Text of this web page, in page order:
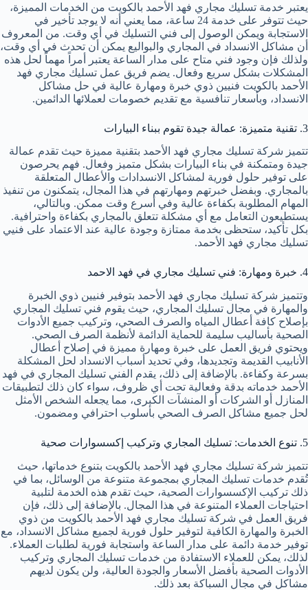
يعتبر خدمة تسليك مجاري فهد الأحمد بالكويت من الخدمات المميزة،
حيث تتوفر على خدمة 24 ساعة، مما يعني أنه لا يوجد تأخير في
الاستجابة ويمكن الوصول إلى فني التسليك في أي وقت. من المعروف
أن مشاكل الانسداد في المجاري والبواليع يمكن أن تحدث في أي وقت،
ولذلك فإن وجود فني متاح على مدار الساعة يعتبر أمراً مهماً لحل هذه
المشكلات بشكل سريع وفعال. يضم فريق عمل تسليك مجاري فهد
الأحمد بالكويت فنيين ذوي خبرة ومهارة عالية في حل مشاكل
الانسداد، وبأسعار تنافسية مع تقديم خصومات لعملائها الدائمين.
3. تقنية متميزة: عمالة جيدة تقوم ببناء البيارات
تتميز شركة تسليك مجاري فهد الأحمد بتقنية مميزة حيث تقدم عمالة
جيدة ومتمكنة في بناء البيارات بشكل متميز وفعال. فهم يحرصون
على توفير حلول فورية لمشاكل الانسدادات والأعطال المتعلقة
بالمجاري. وبفضل خبرتهم ومهارتهم في هذا المجال، يتمكنون من تنفيذ
المهام المطلوبة بكفاءة عالية وفي أسرع وقت ممكن. وبالتالي،
يستطيعون التعامل مع أي مشكلة تتعلق بالمجاري بكفاءة واحترافية.
بكل تأكيد، ستحظى بخدمة ممتازة وجودة عالية عند الاعتماد على فنيي
تسليك مجاري فهد الأحمد.
4. خبرة ومهارة: فني تسليك مجاري في فهد الاحمد
وتتميز شركة تسليك مجاري فهد الأحمد بتوفير فنيين ذوي الخبرة
والمهارة في مجال تسليك المجاري، حيث يقوم فني تسليك المجاري
بإصلاح كافة أعطال المياه والصرف الصحي، وتركيب جميع الأدوات
الصحية بأساليب سليمة للحماية الدائمة لأنظمة الصرف الصحي.
ويحتوي فريق العمل على خبرة ومهارة مميزة في إصلاح أعطال
الأنابيب القديمة وتجديدها، وفي تحديد أسباب الانسداد لحل المشكلة
بسرعة وكفاءة. بالإضافة إلى ذلك، يقدم الفني تسليك المجاري في فهد
الأحمد خدماته بدقة وفعالية تحت أي ظروف، سواء كان ذلك لتطبيقات
المنازل أو الشركات أو المنشآت الكبرى، مما يجعله الشخص الأمثل
لحل جميع مشاكل الصرف الصحي بأسلوب احترافي ومضمون.
5. تنوع الخدمات: تسليك المجاري وتركيب إكسسوارات صحية
تتميز شركة تسليك مجاري فهد الأحمد بالكويت بتنوع خدماتها، حيث
تُقدم خدمات تسليك المجاري بمجموعة متنوعة من الوسائل، بما في
ذلك تركيب الإكسسوارات الصحية، حيث تقدم هذه الخدمة لتلبية
احتياجات العملاء المتنوعة في هذا المجال. بالإضافة إلى ذلك، فإن
فريق العمل في شركة تسليك مجاري فهد الأحمد بالكويت من ذوي
الخبرة والمهارة الكافية لتوفير حلول فورية لجميع مشاكل الانسداد، مع
توفير خدمة دائمة على مدار الساعة واستجابة فورية لطلبات العملاء.
لذلك، يمكن للعملاء الاستفادة من خدمات تسليك المجاري وتركيب
الأدوات الصحية بأفضل الأسعار والجودة العالية، ولن يكون لديهم
مشاكل في مجال السباكة بعد ذلك.